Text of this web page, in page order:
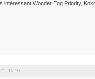
intéressant Wonder Egg Priority,
15:10.